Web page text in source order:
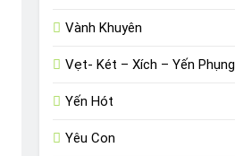
Vành Khuyên
Vẹt- Két – Xích – Yến Phụng
Yến Hót
Yêu Con